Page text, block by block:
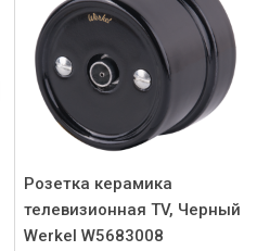
Розетка керамика
телевизионная TV, Черный
Werkel W5683008